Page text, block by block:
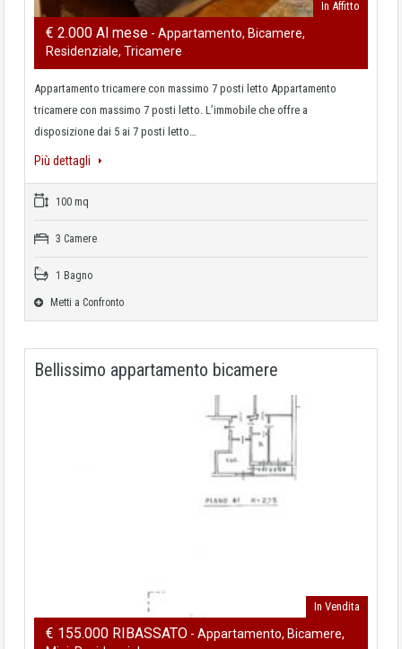
In Affitto
€ 2.000 Al mese - Appartamento, Bicamere,
Residenziale, Tricamere
Appartamento tricamere con massimo 7 posti letto Appartamento
tricamere con massimo 7 posti letto. L’immobile che offre a
disposizione dai 5 ai 7 posti letto…
Più dettagli
100 mq
3 Camere
1 Bagno
Metti a Confronto
Bellissimo appartamento bicamere
In Vendita
€ 155.000 RIBASSATO - Appartamento, Bicamere,